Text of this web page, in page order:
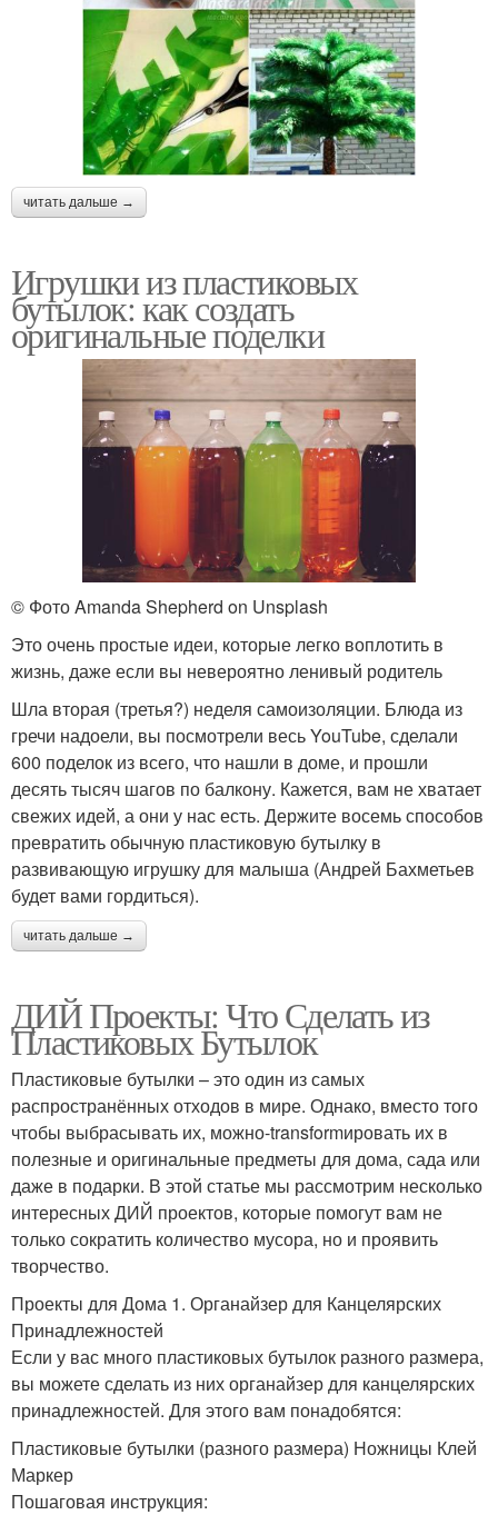
читать дальше →
Игрушки из пластиковых
бутылок: как создать
оригинальные поделки
© Фото Amanda Shepherd on Unsplash
Это очень простые идеи, которые легко воплотить в
жизнь, даже если вы невероятно ленивый родитель
Шла вторая (третья?) неделя самоизоляции. Блюда из
гречи надоели, вы посмотрели весь YouTube, сделали
600 поделок из всего, что нашли в доме, и прошли
десять тысяч шагов по балкону. Кажется, вам не хватает
свежих идей, а они у нас есть. Держите восемь способов
превратить обычную пластиковую бутылку в
развивающую игрушку для малыша (Андрей Бахметьев
будет вами гордиться).
читать дальше →
ДИЙ Проекты: Что Сделать из
Пластиковых Бутылок
Пластиковые бутылки – это один из самых
распространённых отходов в мире. Однако, вместо того
чтобы выбрасывать их, можно-transformировать их в
полезные и оригинальные предметы для дома, сада или
даже в подарки. В этой статье мы рассмотрим несколько
интересных ДИЙ проектов, которые помогут вам не
только сократить количество мусора, но и проявить
творчество.
Проекты для Дома 1. Органайзер для Канцелярских
Принадлежностей
Если у вас много пластиковых бутылок разного размера,
вы можете сделать из них органайзер для канцелярских
принадлежностей. Для этого вам понадобятся:
Пластиковые бутылки (разного размера) Ножницы Клей
Маркер
Пошаговая инструкция: